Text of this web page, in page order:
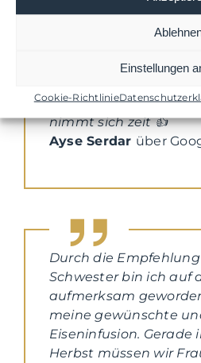
Einstellungen
Cookie-Richtlinie
nett… Die Ärztin sehr
nimmt sich zeit 👍
Ayse Serdar über
Durch die
Schwester bin ich auf
aufmerksam
meine gewünschte
Eiseninfusion. Gerade
Herbst müssen wir